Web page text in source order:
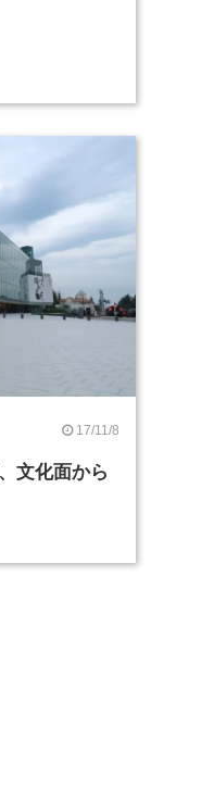
17/11/8
文化面から